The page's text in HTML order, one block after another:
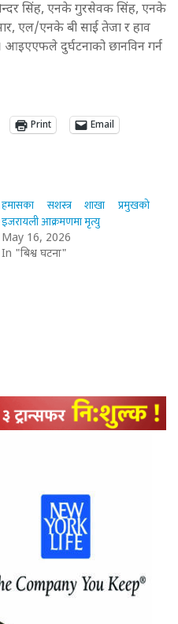
सिंह, एनके गुरसेवक सिंह, एनके
एल/एनके बी साई तेजा र हाव
आइएएफले दुर्घटनाको छानविन गर्न
Print Email
हमासका सशस्त्र शाखा प्रमुखको
इजरायली आक्रमणमा मृत्यु
May 16, 2026
In "बिश्व घटना"